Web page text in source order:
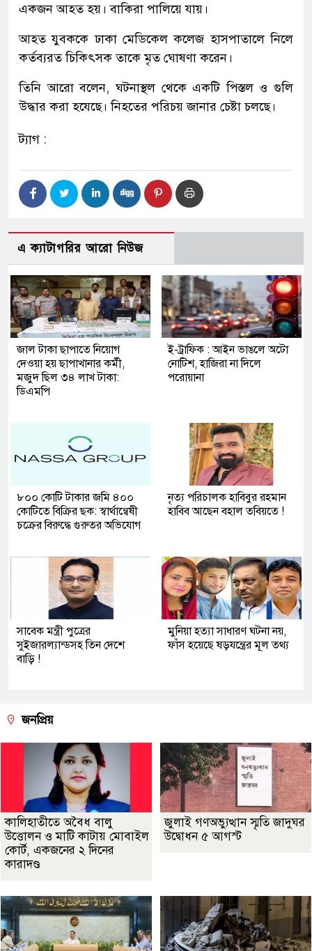
একজন আহত হয়। বাকিরা পালিয়ে যায়।
আহত যুবককে ঢাকা মেডিকেল কলেজ হাসপাতালে নিলে
কর্তব্যরত চিকিৎসক তাকে মৃত ঘোষণা করেন।
তিনি আরো বলেন, ঘটনাস্থল থেকে একটি পিস্তল ও গুলি
উদ্ধার করা হযেছে। নিহতের পরিচয় জানার চেষ্টা চলছে।
ট্যাগ :
এ ক্যাটাগরির আরো নিউজ
জাল টাকা ছাপাতে নিয়োগ
দেওয়া হয় ছাপাখানার কর্মী,
মজুদ ছিল ৩৪ লাখ টাকা:
ডিএমপি
ই-ট্রাফিক : আইন ভাঙলে অটো
নোটিশ, হাজিরা না দিলে
পরোয়ানা
৮০০ কোটি টাকার জমি ৪০০
কোটিতে বিক্রির ছক: স্বার্থান্বেষী
চক্রের বিরুদ্ধে গুরুতর অভিযোগ
নৃত্য পরিচালক হাবিবুর রহমান
হাবিব আছেন বহাল তবিয়তে !
সাবেক মন্ত্রী পুত্রের
সুইজারল্যান্ডসহ তিন দেশে
বাড়ি !
মুনিয়া হত্যা সাধারণ ঘটনা নয়,
ফাঁস হয়েছে ষড়যন্ত্রের মূল তথ্য
জনপ্রিয়
কালিহাতীতে অবৈধ বালু
উত্তোলন ও মাটি কাটায় মোবাইল
কোর্ট, একজনের ২ দিনের
কারাদণ্ড
জুলাই গণঅভ্যুত্থান স্মৃতি জাদুঘর
উদ্বোধন ৫ আগস্ট